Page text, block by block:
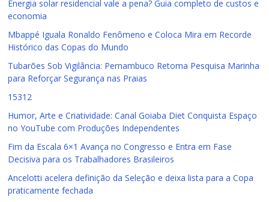
Energia solar residencial vale a pena? Guia completo de custos e
economia
Mbappé Iguala Ronaldo Fenômeno e Coloca Mira em Recorde
Histórico das Copas do Mundo
Tubarões Sob Vigilância: Pernambuco Retoma Pesquisa Marinha
para Reforçar Segurança nas Praias
15312
Humor, Arte e Criatividade: Canal Goiaba Diet Conquista Espaço
no YouTube com Produções Independentes
Fim da Escala 6×1 Avança no Congresso e Entra em Fase
Decisiva para os Trabalhadores Brasileiros
Ancelotti acelera definição da Seleção e deixa lista para a Copa
praticamente fechada